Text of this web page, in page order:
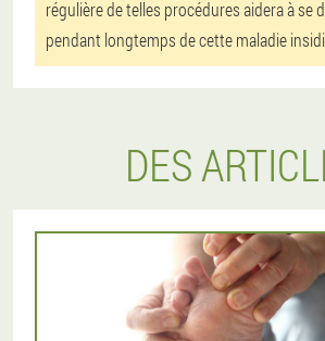
régulière de telles procédures aidera à se
pendant longtemps de cette maladie
DES